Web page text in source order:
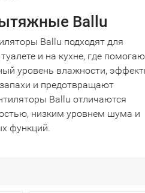
Ballu
Ballu подходят для
и на кухне, где
уровень влажности,
и предотвращают
Ballu отличаются
низким уровнем шума и
функций.